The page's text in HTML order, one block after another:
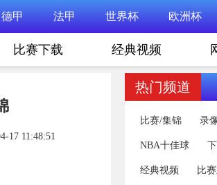
德甲 法甲 世界杯 欧洲杯
比赛下载 经典视频
17 11:48:51
热门频道
比赛/集锦 录
NBA十佳球
经典视频 比